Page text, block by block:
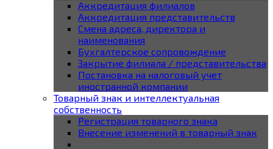
Аккредитация филиалов
Аккредитация представительств
Смена адреса, директора и
наименования
Бухгалтерское сопровождение
Закрытие филиала / представительства
Постановка на налоговый учет
иностранной компании
Товарный знак и интеллектуальная
собственность
Регистрация товарного знака
Внесение изменений в товарный знак